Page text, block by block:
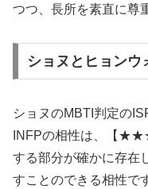
つつ、長所を素直に尊
ショヌとヒョンウ
ショヌのMBTI判定の
INFPの相性は、【
する部分が確かに存在
すことのできる相性で